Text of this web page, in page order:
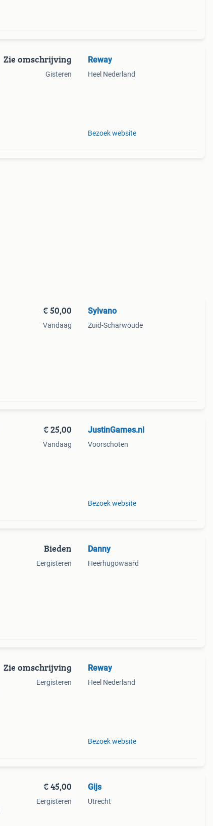
Zie omschrijving
Gisteren
Reway
Heel Nederland
Bezoek website
€ 50,00
Vandaag
Sylvano
Zuid-Scharwoude
€ 25,00
Vandaag
JustinGames.nl
Voorschoten
Bezoek website
Bieden
Eergisteren
Danny
Heerhugowaard
Zie omschrijving
Eergisteren
Reway
Heel Nederland
Bezoek website
€ 45,00
Eergisteren
Gijs
Utrecht